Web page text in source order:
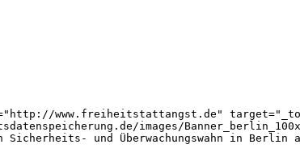
www.freiheitstattangst.de"
images/
Sicherheits- und Überwachungswahn in Berlin